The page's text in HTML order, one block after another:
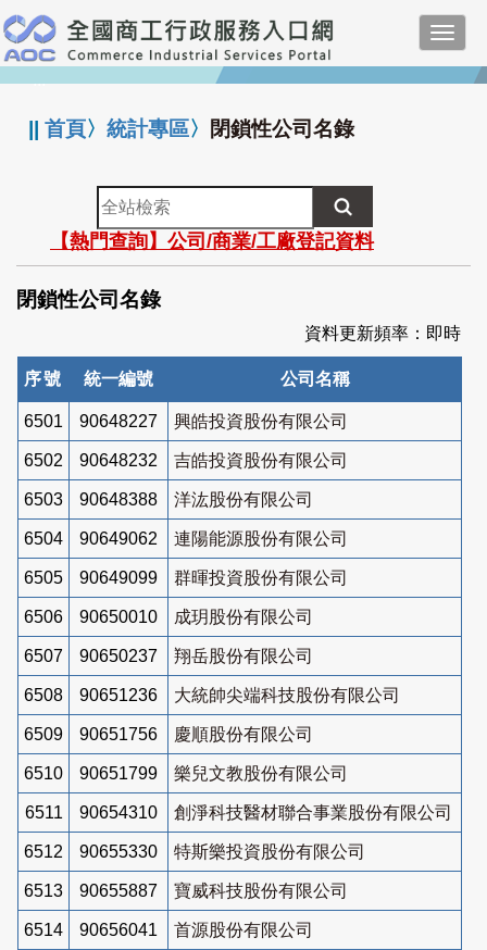
跳
到
主
要
:::
||首頁〉統計專區〉 閉鎖性公司名錄
全
站
檢
索
【熱門查詢】公司/商業/工廠登記資料
閉鎖性公司名錄
資料更新頻率：即時
序號 統一編號 公司名稱
6501 90648227 興皓投資股份有限公司
6502 90648232 吉皓投資股份有限公司
6503 90648388 洋汯股份有限公司
6504 90649062 連陽能源股份有限公司
6505 90649099 群暉投資股份有限公司
6506 90650010 成玥股份有限公司
6507 90650237 翔岳股份有限公司
6508 90651236 大統帥尖端科技股份有限公司
6509 90651756 慶順股份有限公司
6510 90651799 樂兒文教股份有限公司
6511 90654310 創淨科技醫材聯合事業股份有限公司
6512 90655330 特斯樂投資股份有限公司
6513 90655887 寶威科技股份有限公司
6514 90656041 首源股份有限公司